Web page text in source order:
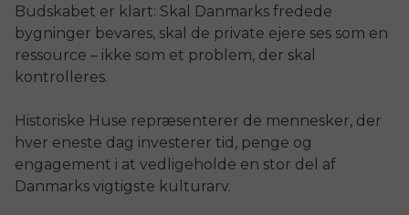
Budskabet er klart: Skal Danmarks fredede
bygninger bevares, skal de private ejere ses som en
ressource – ikke som et problem, der skal
kontrolleres.
Historiske Huse repræsenterer de mennesker, der
hver eneste dag investerer tid, penge og
engagement i at vedligeholde en stor del af
Danmarks vigtigste kulturarv.